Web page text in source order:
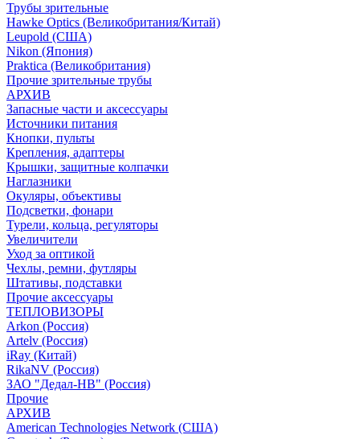
Трубы зрительные
Hawke Optics (Великобритания/Китай)
Leupold (США)
Nikon (Япония)
Praktica (Великобритания)
Прочие зрительные трубы
АРХИВ
Запасные части и аксессуары
Источники питания
Кнопки, пульты
Крепления, адаптеры
Крышки, защитные колпачки
Наглазники
Окуляры, объективы
Подсветки, фонари
Турели, кольца, регуляторы
Увеличители
Уход за оптикой
Чехлы, ремни, футляры
Штативы, подставки
Прочие аксессуары
ТЕПЛОВИЗОРЫ
Arkon (Россия)
Artelv (Россия)
iRay (Китай)
RikaNV (Россия)
ЗАО "Дедал-НВ" (Россия)
Прочие
АРХИВ
American Technologies Network (США)